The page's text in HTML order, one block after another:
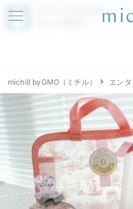
アプリでmichillが
michill byGMO（ミチル） エンタ